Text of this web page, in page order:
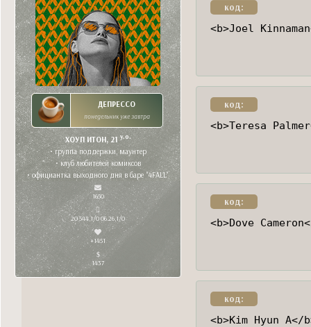
ДЕПРЕССО
понедельник уже завтра
ХОУП ИТОН, 21y.o.
• группа поддержки, маунтер
• клуб любителей комиксов
• официантка выходного дня в баре "4FALL"
1650
20 544,1/0 06.26,1/0
+1451
1437
код:
<b>Joel
код:
<b>Teresa
код:
<b>Dove
код:
<b>Kim Hyun